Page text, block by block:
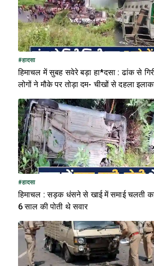
#हादसा
हिमाचल में सुबह सवेरे बड़ा हा*दसा : ढांक से
लोगों ने मौके पर तोड़ा दम- चीखों से दहला
#हादसा
हिमाचल : सड़क धंसने से खाई में समाई चलती
6 साल की पोती थे सवार